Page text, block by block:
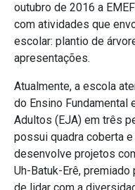
outubro de 2016 a
com atividades que
escolar: plantio de
apresentações.
Atualmente, a escola
do Ensino Fundamental
Adultos (EJA) em três
possui quadra coberta
desenvolve projetos
Uh-Batuk-Erê,